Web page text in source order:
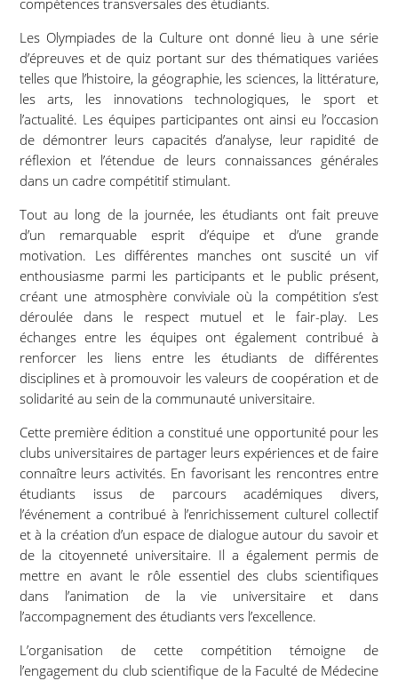
compétences transversales des étudiants.
Les Olympiades de la Culture ont donné lieu à une série
d’épreuves et de quiz portant sur des thématiques variées
telles que l’histoire, la géographie, les sciences, la littérature,
les arts, les innovations technologiques, le sport et
l’actualité. Les équipes participantes ont ainsi eu l’occasion
de démontrer leurs capacités d’analyse, leur rapidité de
réflexion et l’étendue de leurs connaissances générales
dans un cadre compétitif stimulant.
Tout au long de la journée, les étudiants ont fait preuve
d’un remarquable esprit d’équipe et d’une grande
motivation. Les différentes manches ont suscité un vif
enthousiasme parmi les participants et le public présent,
créant une atmosphère conviviale où la compétition s’est
déroulée dans le respect mutuel et le fair-play. Les
échanges entre les équipes ont également contribué à
renforcer les liens entre les étudiants de différentes
disciplines et à promouvoir les valeurs de coopération et de
solidarité au sein de la communauté universitaire.
Cette première édition a constitué une opportunité pour les
clubs universitaires de partager leurs expériences et de faire
connaître leurs activités. En favorisant les rencontres entre
étudiants issus de parcours académiques divers,
l’événement a contribué à l’enrichissement culturel collectif
et à la création d’un espace de dialogue autour du savoir et
de la citoyenneté universitaire. Il a également permis de
mettre en avant le rôle essentiel des clubs scientifiques
dans l’animation de la vie universitaire et dans
l’accompagnement des étudiants vers l’excellence.
L’organisation de cette compétition témoigne de
l’engagement du club scientifique de la Faculté de Médecine